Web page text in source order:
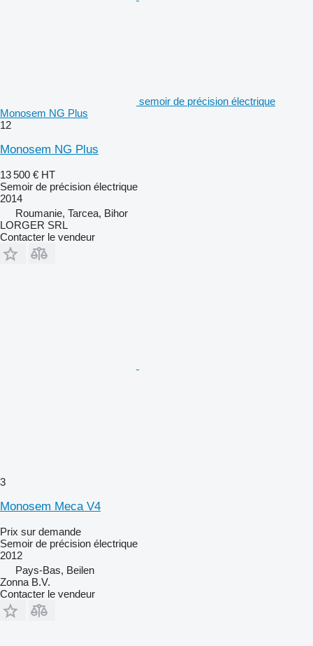
semoir de précision électrique
Monosem NG Plus
12
Monosem NG Plus
13 500 € HT
Semoir de précision électrique
2014
Roumanie, Tarcea, Bihor
LORGER SRL
Contacter le vendeur
3
Monosem Meca V4
Prix sur demande
Semoir de précision électrique
2012
Pays-Bas, Beilen
Zonna B.V.
Contacter le vendeur